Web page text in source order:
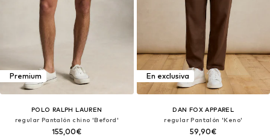
Premium
POLO RALPH LAUREN
regular Pantalón chino 'Beford'
155,00€
En exclusiva
DAN FOX APPAREL
regular Pantalón 'Keno'
59,90€